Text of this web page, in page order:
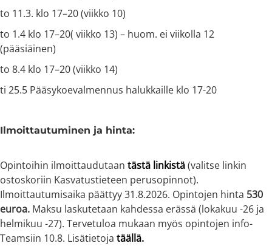
to 11.3. klo 17–20 (viikko 10)
to 1.4 klo 17–20( viikko 13) – huom. ei viikolla 12
(pääsiäinen)
to 8.4 klo 17–20 (viikko 14)
ti 25.5 Pääsykoevalmennus halukkaille klo 17-20
Ilmoittautuminen ja hinta:
Opintoihin ilmoittaudutaan tästä linkistä(valitse linkin
ostoskoriin Kasvatustieteen perusopinnot).
Ilmoittautumisaika päättyy 31.8.2026. Opintojen hinta 530
euroa. Maksu laskutetaan kahdessa erässä (lokakuu -26 ja
helmikuu -27). Tervetuloa mukaan myös opintojen info-
Teamsiin 10.8. Lisätietoja täällä.